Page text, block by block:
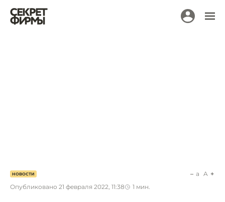
НОВОСТИ
Опубликовано 21 февраля 2022, 11:38 1 мин.
a A